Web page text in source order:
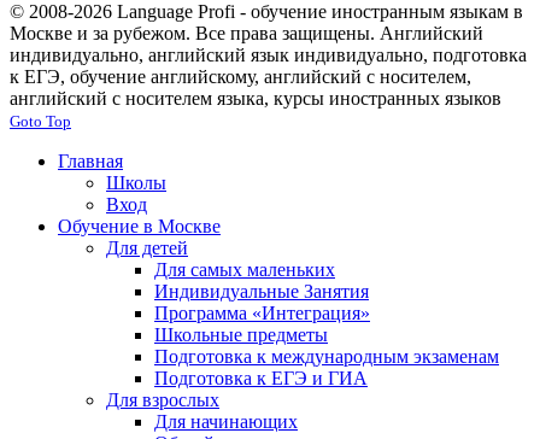
© 2008-2026 Language Profi - обучение иностранным языкам в
Москве и за рубежом. Все права защищены. Английский
индивидуально, английский язык индивидуально, подготовка
к ЕГЭ, обучение английскому, английский с носителем,
английский с носителем языка, курсы иностранных языков
Goto Top
Главная
Школы
Вход
Обучение в Москве
Для детей
Для самых маленьких
Индивидуальные Занятия
Программа «Интеграция»
Школьные предметы
Подготовка к международным экзаменам
Подготовка к ЕГЭ и ГИА
Для взрослых
Для начинающих